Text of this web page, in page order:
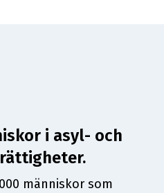
i asyl- och
människor som